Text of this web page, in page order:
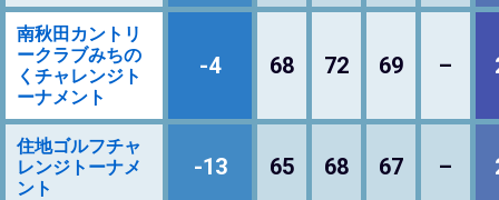
南秋田カントリ
ークラブみちの
くチャレンジト
ーナメント
-4 68 72 69 –
住地ゴルフチャ
レンジトーナメ
ント
-13 65 68 67 –